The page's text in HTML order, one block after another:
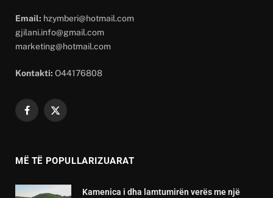
Email: hzymberi@hotmail.com
gjilani.info@gmail.com
marketing@hotmail.com
Kontakti: O44176808
Facebook
X
MË TË POPULLARIZUARAT
Kamenica i dha lamtumirën verës me një